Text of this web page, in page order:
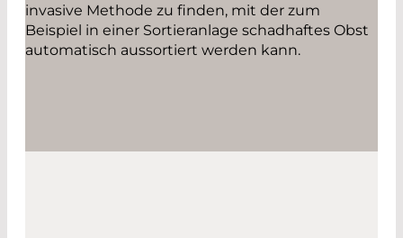
invasive Methode zu finden, mit der zum
Beispiel in einer Sortieranlage schadhaftes Obst
automatisch aussortiert werden kann.